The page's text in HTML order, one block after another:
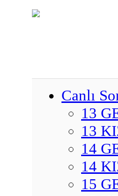
Canlı
13
13
14
14
15